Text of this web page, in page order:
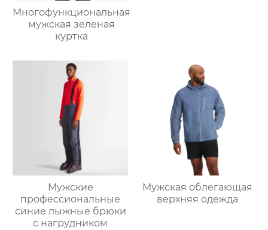
Многофункциональная
мужская зеленая
куртка
Мужские
профессиональные
синие лыжные брюки
с нагрудником
Мужская облегающая
верхняя одежда